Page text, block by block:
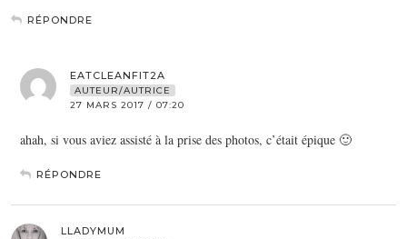
RÉPONDRE
EATCLEANFIT2A
AUTEUR/AUTRICE
27 MARS 2017 / 07:20
ahah, si vous aviez assisté à la prise des photos, c’était épique 🙂
RÉPONDRE
LLADYMUM